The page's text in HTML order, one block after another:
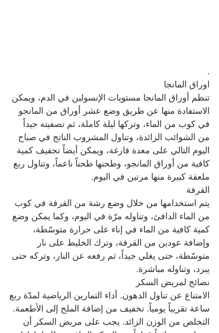
.
اوراق المانجا
تنظم أوراق المانجا مستويات الإنسولين في الدم، ويمكن
الاستفادة منها عن طريق وضع عشر أوراق من المانجو
في كوب من الماء، وتركها ليلة كاملة، ثم تصفيته جيداً
من الشوائب الزائدة، وتناول المشروب الناتج في صباح
اليوم التالي على معدة فارغة، ويمكن أيضاً تجفيف كمية
كافية من أوراق المانجو، وطحنها طحناً ناعماً، وتناول ربع
ملعقة كبيرة منها مرتين في اليوم.
القرفة
يتم استخدامها من خلال وضع رشة من القرفة في كوب
من الماء الدافئ، وتناوله مرّة في اليوم، وكما يمكن وضع
كمية كافية من الماء في إناء على حرارة متوسّطة،
وإضافة عودين من القرفة، وترك الخليط على نار
متوسّطة، حتى يغلي جيداً، ثم رفعه عن النار، وتركه حتى
يبرد، وتناوله مباشرة.
نصائح لمريض السكر
الامتناع عن تناول الدهون. أداء التمارين الرياضية لمدّة ربع
ساعة تقريباً يومياً. تخفيف من إضافة الملح إلى الأطعمة.
التخلص من الوزن الزائد. يجب على مريض السكر أن